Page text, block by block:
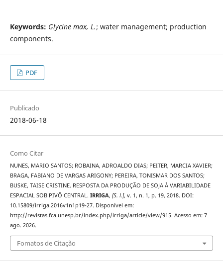
Keywords: Glycine max, L.; water management; production
components.
PDF
Publicado
2018-06-18
Como Citar
NUNES, MARIO SANTOS; ROBAINA, ADROALDO DIAS; PEITER, MARCIA XAVIER;
BRAGA, FABIANO DE VARGAS ARIGONY; PEREIRA, TONISMAR DOS SANTOS;
BUSKE, TAISE CRISTINE. RESPOSTA DA PRODUÇÃO DE SOJA À VARIABILIDADE
ESPACIAL SOB PIVÔ CENTRAL. IRRIGA, [S. l.], v. 1, n. 1, p. 19, 2018. DOI:
10.15809/irriga.2016v1n1p19-27. Disponível em:
http://revistas.fca.unesp.br/index.php/irriga/article/view/915. Acesso em: 7
ago. 2026.
Fomatos de Citação